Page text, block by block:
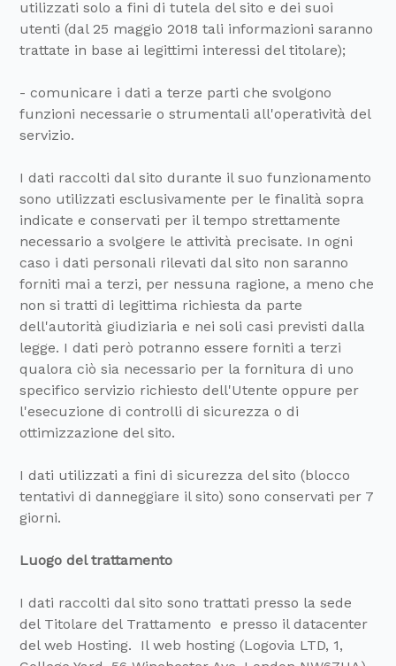
utilizzati solo a fini di tutela del sito e dei suoi
utenti (dal 25 maggio 2018 tali informazioni saranno
trattate in base ai legittimi interessi del titolare);
- comunicare i dati a terze parti che svolgono
funzioni necessarie o strumentali all'operatività del
servizio.
I dati raccolti dal sito durante il suo funzionamento
sono utilizzati esclusivamente per le finalità sopra
indicate e conservati per il tempo strettamente
necessario a svolgere le attività precisate. In ogni
caso i dati personali rilevati dal sito non saranno
forniti mai a terzi, per nessuna ragione, a meno che
non si tratti di legittima richiesta da parte
dell'autorità giudiziaria e nei soli casi previsti dalla
legge. I dati però potranno essere forniti a terzi
qualora ciò sia necessario per la fornitura di uno
specifico servizio richiesto dell'Utente oppure per
l'esecuzione di controlli di sicurezza o di
ottimizzazione del sito.
I dati utilizzati a fini di sicurezza del sito (blocco
tentativi di danneggiare il sito) sono conservati per 7
giorni.
Luogo del trattamento
I dati raccolti dal sito sono trattati presso la sede
del Titolare del Trattamento e presso il datacenter
del web Hosting. Il web hosting (Logovia LTD, 1,